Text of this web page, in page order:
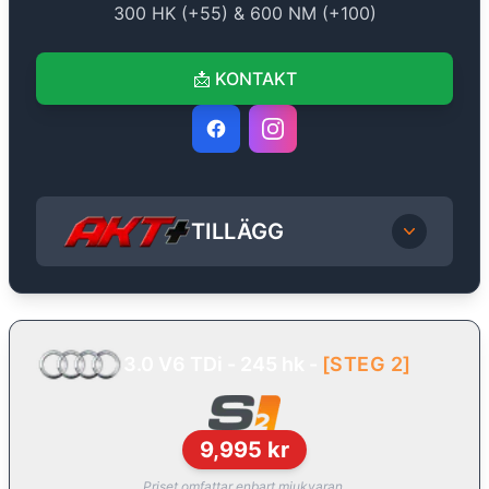
300 HK (+55) & 600 NM (+100)
📩 KONTAKT
TILLÄGG
[STEG 2]
9,995 kr